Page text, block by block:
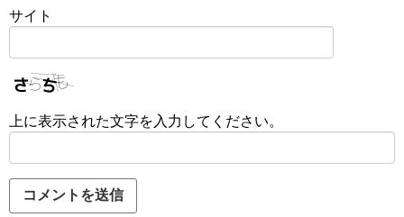
サイト
上に表示された文字を入力してください。